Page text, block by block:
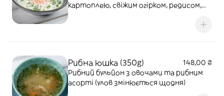
картоплею, свіжим огірком, редисом,
Рибна юшка (350g)
148,00 ₴
Рибний бульйон з овочами та рибним
асорті (улов змінюється щодня)